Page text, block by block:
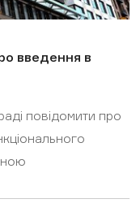
введення в
повідомити про